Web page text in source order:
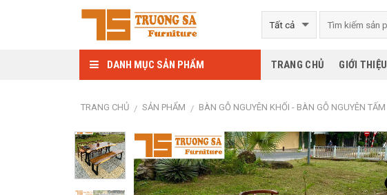
DANH MỤC SẢN PHẨM TRANG CHỦ GIỚI THIỆU
TRANG CHỦ / SẢN PHẨM / BÀN GỖ NGUYÊN KHỐI - BÀN GỖ NGUYÊN TẤM